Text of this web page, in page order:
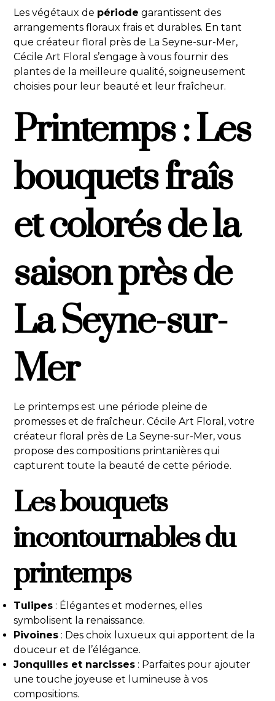
Les végétaux de période garantissent des
arrangements floraux frais et durables. En tant
que créateur floral près de La Seyne-sur-Mer,
Cécile Art Floral s’engage à vous fournir des
plantes de la meilleure qualité, soigneusement
choisies pour leur beauté et leur fraîcheur.
Printemps : Les
bouquets fraîs
et colorés de la
saison près de
La Seyne-sur-
Mer
Le printemps est une période pleine de
promesses et de fraîcheur. Cécile Art Floral, votre
créateur floral près de La Seyne-sur-Mer, vous
propose des compositions printanières qui
capturent toute la beauté de cette période.
Les bouquets
incontournables du
printemps
Tulipes : Élégantes et modernes, elles
symbolisent la renaissance.
Pivoines : Des choix luxueux qui apportent de la
douceur et de l’élégance.
Jonquilles et narcisses : Parfaites pour ajouter
une touche joyeuse et lumineuse à vos
compositions.